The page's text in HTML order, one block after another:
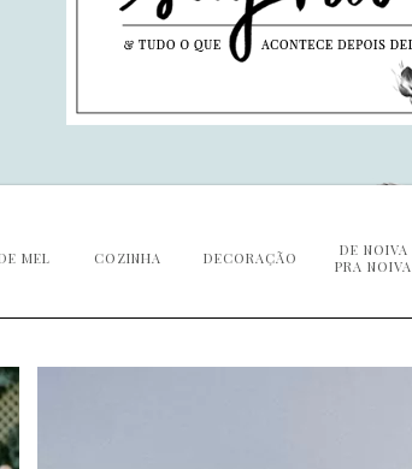
MEL COZINHA DECORAÇÃO
DE NOIVA
PRA NOIVA